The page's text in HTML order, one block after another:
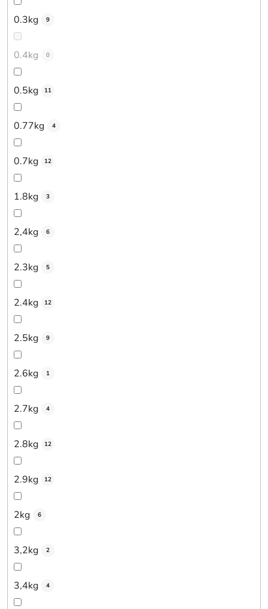
0.3kg 9
0.4kg 0
0.5kg 11
0.77kg 4
0.7kg 12
1.8kg 3
2,4kg 6
2.3kg 5
2.4kg 12
2.5kg 9
2.6kg 1
2.7kg 4
2.8kg 12
2.9kg 12
2kg 6
3,2kg 2
3,4kg 4